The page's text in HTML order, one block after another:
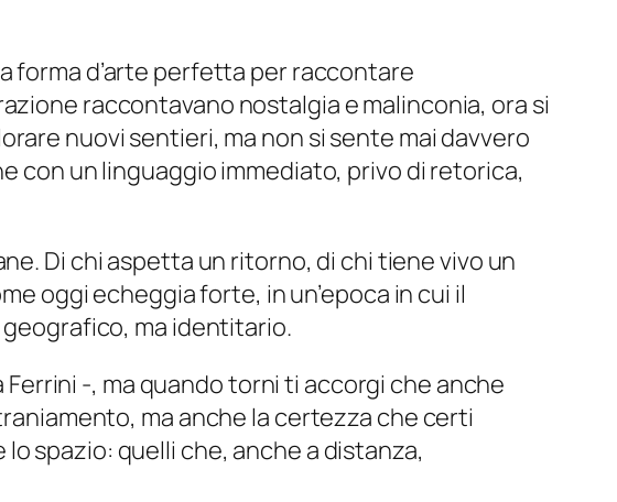
forma d’arte perfetta per raccontare
raccontavano nostalgia e malinconia, ora si
nuovi sentieri, ma non si sente mai davvero
con un linguaggio immediato, privo di retorica,
Di chi aspetta un ritorno, di chi tiene vivo un
oggi echeggia forte, in un’epoca in cui il
geografico, ma identitario.
-, ma quando torni ti accorgi che anche
ma anche la certezza che certi
spazio: quelli che, anche a distanza,